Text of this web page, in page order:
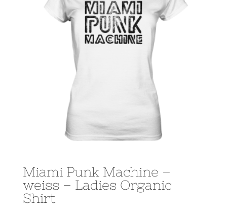
Miami Punk Machine –
weiss – Ladies Organic
Shirt